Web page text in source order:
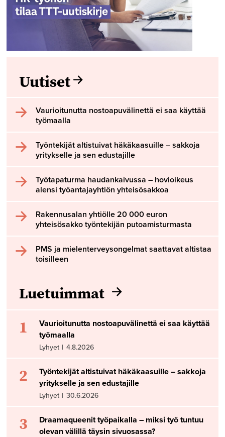
Uutiset
Vaurioitunutta nostoapuvälinettä ei saa käyttää
työmaalla
Työntekijät altistuivat häkäkaasuille – sakkoja
yritykselle ja sen edustajille
Työtapaturma haudankaivussa – hovioikeus
alensi työantajayhtiön yhteisösakkoa
Rakennusalan yhtiölle 20 000 euron
yhteisösakko työntekijän putoamisturmasta
PMS ja mielenterveysongelmat saattavat altistaa
toisilleen
Luetuimmat
1
Vaurioitunutta nostoapuvälinettä ei saa käyttää
työmaalla
Lyhyet | 4.8.2026
2
Työntekijät altistuivat häkäkaasuille – sakkoja
yritykselle ja sen edustajille
Lyhyet | 30.6.2026
3
Draamaqueenit työpaikalla – miksi työ tuntuu
olevan välillä täysin sivuosassa?